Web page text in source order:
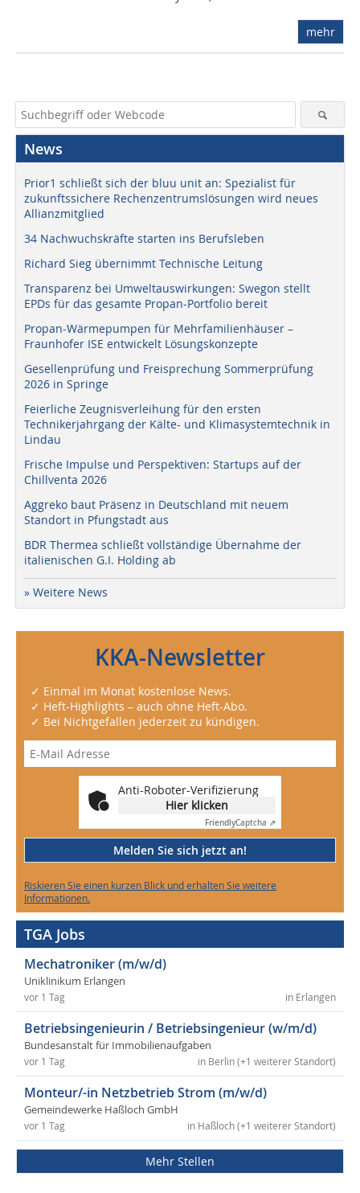
mehr
News
Prior1 schließt sich der bluu unit an: Spezialist für
zukunftssichere Rechenzentrumslösungen wird neues
Allianzmitglied
34 Nachwuchskräfte starten ins Berufsleben
Richard Sieg übernimmt Technische Leitung
Transparenz bei Umweltauswirkungen: Swegon stellt
EPDs für das gesamte Propan-Portfolio bereit
Propan-Wärmepumpen für Mehrfamilienhäuser –
Fraunhofer ISE entwickelt Lösungskonzepte
Gesellenprüfung und Freisprechung Sommerprüfung
2026 in Springe
Feierliche Zeugnisverleihung für den ersten
Technikerjahrgang der Kälte- und Klimasystemtechnik in
Lindau
Frische Impulse und Perspektiven: Startups auf der
Chillventa 2026
Aggreko baut Präsenz in Deutschland mit neuem
Standort in Pfungstadt aus
BDR Thermea schließt vollständige Übernahme der
italienischen G.I. Holding ab
» Weitere News
KKA-Newsletter
✓ Einmal im Monat kostenlose News.
✓ Heft-Highlights – auch ohne Heft-Abo.
✓ Bei Nichtgefallen jederzeit zu kündigen.
Anti-Roboter-Verifizierung
Hier klicken
FriendlyCaptcha ⇗
Melden Sie sich jetzt an!
Riskieren Sie einen kurzen Blick und erhalten Sie weitere
Informationen.
TGA Jobs
Mechatroniker (m/w/d)
Uniklinikum Erlangen
in Erlangen
vor 1 Tag
Betriebsingenieurin / Betriebsingenieur (w/m/d)
Bundesanstalt für Immobilienaufgaben
in Berlin (+1 weiterer Standort)
vor 1 Tag
Monteur/-in Netzbetrieb Strom (m/w/d)
Gemeindewerke Haßloch GmbH
in Haßloch (+1 weiterer Standort)
vor 1 Tag
Mehr Stellen